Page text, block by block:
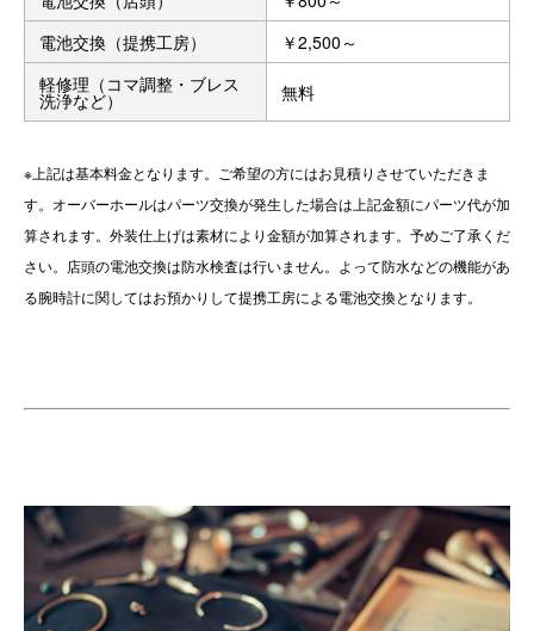
電池交換（提携工房）
￥2,500～
軽修理（コマ調整・ブレス
洗浄など） 無料
※上記は基本料金となります。ご希望の方にはお見積りさせていただきま
す。オーバーホールはパーツ交換が発生した場合は上記金額にパーツ代が加
算されます。外装仕上げは素材により金額が加算されます。予めご了承くだ
さい。店頭の電池交換は防水検査は行いません。よって防水などの機能があ
る腕時計に関してはお預かりして提携工房による電池交換となります。